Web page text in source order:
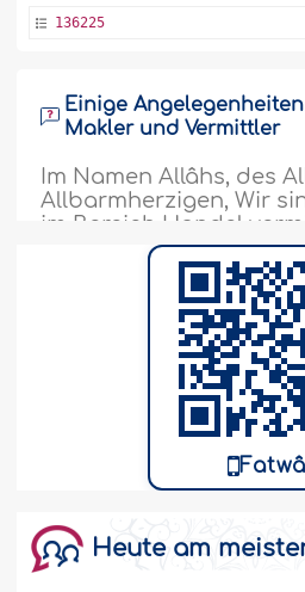
136225
Einige
Makler und Vermittler
Im Namen Allâhs, des
Allbarmherzigen, Wir
im Bereich Handel
international. Wir
geforderte Ware für die
dem, was sie fordern,
Vermittlungsfirma oder
Verkauf. Wir sichern die
Rechte aller Verträge,
verspäteter
Fatwâ
Heute am